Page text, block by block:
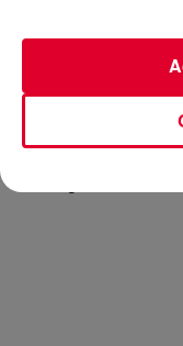
Partyau 30eétage de
contempler la ville
choisissent leur style